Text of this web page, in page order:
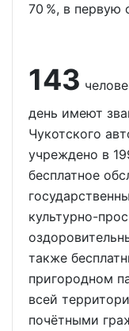
70 %, в первую
143
день имеют
Чукотского
учреждено в
бесплатное
культурно-
также
пригородном
всей
почётными